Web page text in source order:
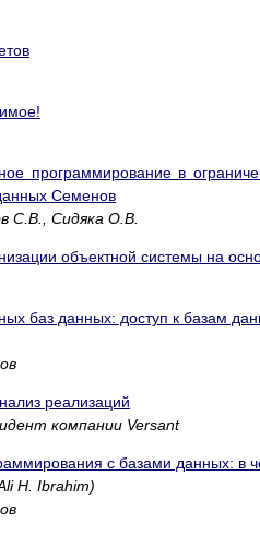
программирование в
Семенов
С.В., Сидяка О.В.
объектной системы на
баз данных: доступ к базам
реализаций
компании Versant
с базами данных: в
H. Ibrahim)